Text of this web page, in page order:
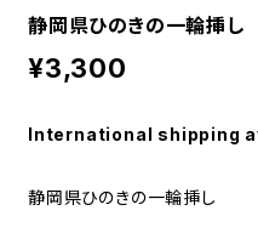
静岡県ひのきの一輪挿し
¥3,300
International shipping
静岡県ひのきの一輪挿し